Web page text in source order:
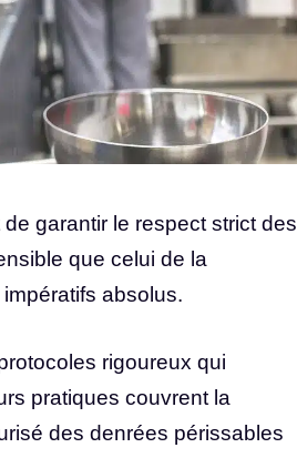
garantir le respect strict des
que celui de la
absolus.
rigoureux qui
pratiques couvrent la
des denrées périssables